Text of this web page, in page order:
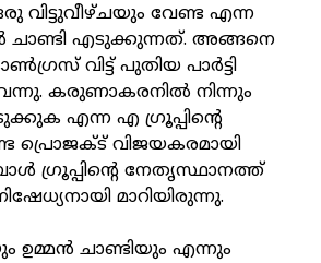
വിട്ടുവീഴ്ചയും വേണ്ട എന്ന
ചാണ്ടി എടുക്കുന്നത്. അങ്ങനെ
വിട്ട് പുതിയ പാര്‍ട്ടി
വന്നു. കരുണാകരനില്‍ നിന്നും
എന്ന എ ഗ്രൂപ്പിന്റെ
പ്രൊജക്ട് വിജയകരമായി
ഗ്രൂപ്പിന്റെ നേതൃസ്ഥാനത്ത്
മാറിയിരുന്നു.
ചാണ്ടിയും എന്നും